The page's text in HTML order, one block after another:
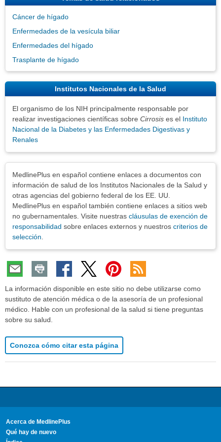
Cáncer de hígado
Enfermedades de la vesícula biliar
Enfermedades del hígado
Trasplante de hígado
Institutos Nacionales de la Salud
El organismo de los NIH principalmente responsable por
realizar investigaciones científicas sobre Cirrosis es el Instituto
Nacional de la Diabetes y las Enfermedades Digestivas y
Renales
MedlinePlus en español contiene enlaces a documentos con
información de salud de los Institutos Nacionales de la Salud y
otras agencias del gobierno federal de los EE. UU.
MedlinePlus en español también contiene enlaces a sitios web
no gubernamentales. Visite nuestras cláusulas de exención de
responsabilidad sobre enlaces externos y nuestros criterios de
selección
La información disponible en este sitio no debe utilizarse como
sustituto de atención médica o de la asesoría de un profesional
médico. Hable con un profesional de la salud si tiene preguntas
sobre su salud.
Conozca cómo citar esta página
Acerca de MedlinePlus
Qué hay de nuevo